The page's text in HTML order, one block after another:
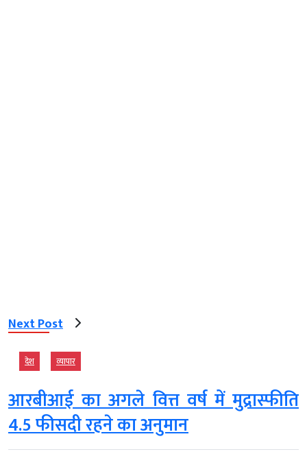
Next Post
देश व्‍यापार
आरबीआई का अगले वित्त वर्ष में मुद्रास्फीति
4.5 फीसदी रहने का अनुमान